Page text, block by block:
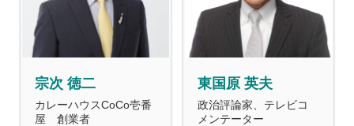
宗次 徳二
カレーハウスCoCo壱番
屋 創業者
東国原 英夫
政治評論家、テレビコ
メンテーター